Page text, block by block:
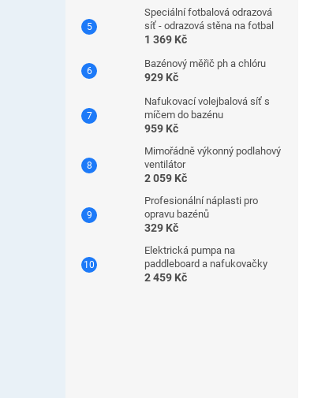
Speciální fotbalová odrazová
síť - odrazová stěna na fotbal
1 369 Kč
Bazénový měřič ph a chlóru
929 Kč
Nafukovací volejbalová síť s
míčem do bazénu
959 Kč
Mimořádně výkonný podlahový
ventilátor
2 059 Kč
Profesionální náplasti pro
opravu bazénů
329 Kč
Elektrická pumpa na
paddleboard a nafukovačky
2 459 Kč